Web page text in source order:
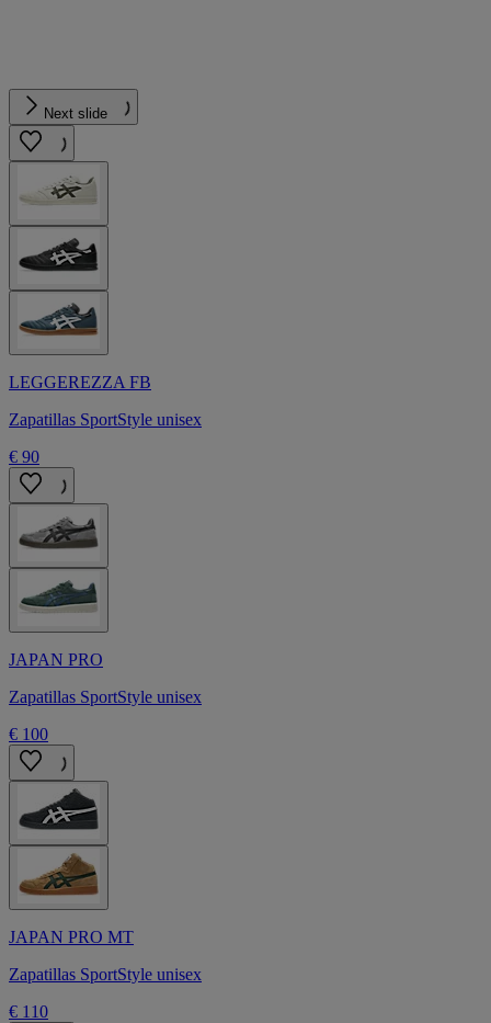
Next slide
LEGGEREZZA FB
Zapatillas SportStyle unisex
€ 90
JAPAN PRO
Zapatillas SportStyle unisex
€ 100
JAPAN PRO MT
Zapatillas SportStyle unisex
€ 110